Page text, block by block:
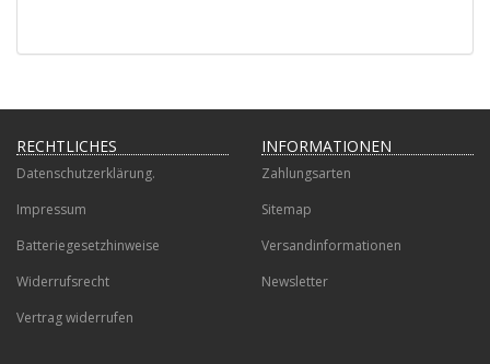
RECHTLICHES
Datenschutzerklärung.
Impressum
Batteriegesetzhinweise
Widerrufsrecht
Vertrag widerrufen
INFORMATIONEN
Zahlungsarten
Sitemap
Versandinformationen
Newsletter